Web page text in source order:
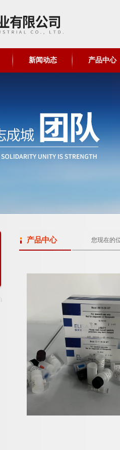
新闻动态 产品中心
产品中心 您现在的